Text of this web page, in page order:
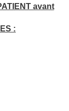
avant
: